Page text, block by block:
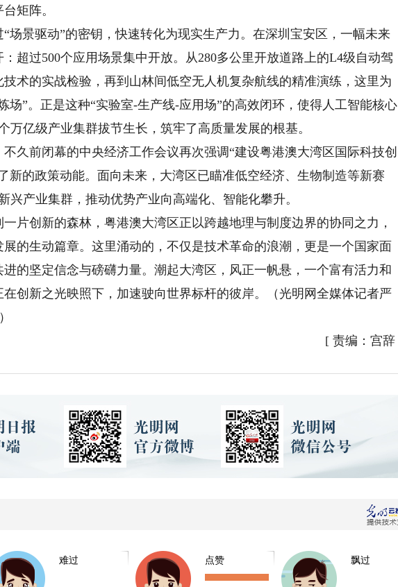
矩阵。
景驱动”的密钥，快速转化为现实生产力。在深圳宝安区，一幅未来
超过500个应用场景集中开放。从280多公里开放道路上的L4级自动驾
术的实战检验，再到山林间低空无人机复杂航线的精准演练，这里为
场”。正是这种“实验室-生产线-应用场”的高效闭环，使得人工智能核心
万亿级产业集群拔节生长，筑牢了高质量发展的根基。
前闭幕的中央经济工作会议再次强调“建设粤港澳大湾区国际科技创
新的政策动能。面向未来，大湾区已瞄准低空经济、生物制造等新赛
兴产业集群，推动优势产业向高端化、智能化攀升。
创新的森林，粤港澳大湾区正以跨越地理与制度边界的协同之力，
的生动篇章。这里涌动的，不仅是技术革命的浪潮，更是一个国家面
的坚定信念与磅礴力量。潮起大湾区，风正一帆悬，一个富有活力和
创新之光映照下，加速驶向世界标杆的彼岸。（光明网全媒体记者严
[ 责编：宫辞
难过 点赞 飘过